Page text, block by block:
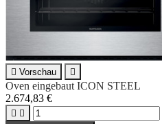
 Vorschau 
Oven eingebaut ICON STEEL
2.674,83 €
 